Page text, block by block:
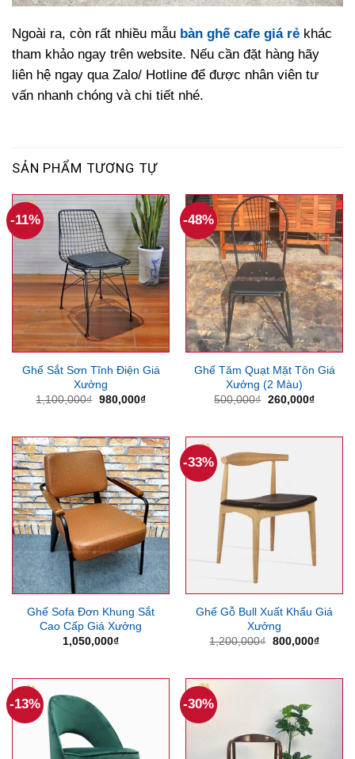
Ngoài ra, còn rất nhiều mẫu bàn ghế cafe giá rẻ khác
tham khảo ngay trên website. Nếu cần đặt hàng hãy
liên hệ ngay qua Zalo/ Hotline để được nhân viên tư
vấn nhanh chóng và chi tiết nhé.
SẢN PHẨM TƯƠNG TỰ
-11%
Ghế Sắt Sơn Tĩnh Điện Giá
Xưởng
1,100,000₫ Giá
980,000₫Giá
980,000₫.
-48%
Ghế Tăm Quạt Mặt Tôn Giá
Xưởng (2 Màu)
500,000₫ Giá
260,000₫Giá
Ghế Sofa Đơn Khung Sắt
Cao Cấp Giá Xưởng
1,050,000₫
-33%
Ghế Gỗ Bull Xuất Khẩu Giá
Xưởng
1,200,000₫ Giá
800,000₫Giá
-13% -30%